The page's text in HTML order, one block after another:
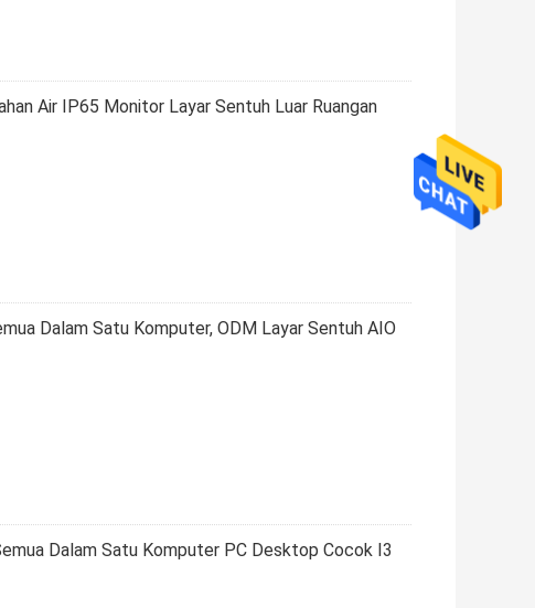
Air IP65 Monitor Layar Sentuh Luar Ruangan
Dalam Satu Komputer, ODM Layar Sentuh AIO
Dalam Satu Komputer PC Desktop Cocok I3